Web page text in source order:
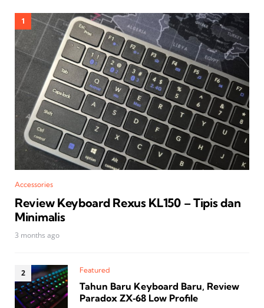
Accessories
Review Keyboard Rexus KL150 – Tipis dan
Minimalis
3 months ago
Featured
Tahun Baru Keyboard Baru, Review
Paradox ZX‑68 Low Profile